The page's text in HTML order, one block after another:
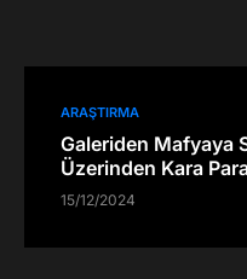
ARAŞTIRMA
Galeriden Mafyaya
Üzerinden Kara
15/12/2024